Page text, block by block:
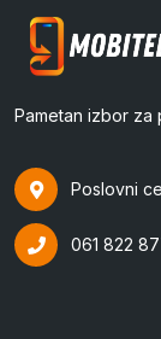
Pametan izbor za
Poslovni
061 822